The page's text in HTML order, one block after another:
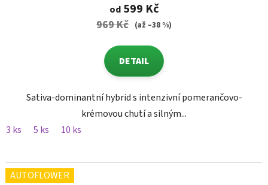
od599 Kč
969 Kč (až –38 %)
DETAIL
Sativa-dominantní hybrid s intenzivní pomerančovo-
krémovou chutí a silným...
3 ks
5 ks 10 ks
AUTOFLOWER